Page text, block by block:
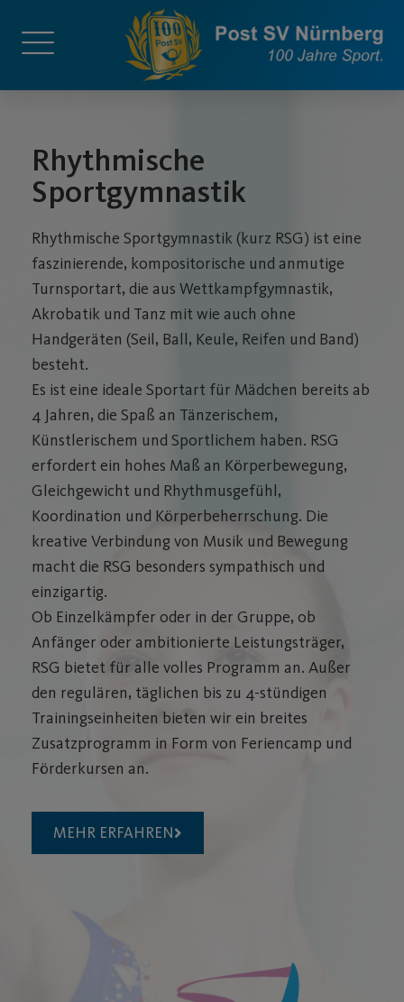
Rhythmische
Sportgymnastik
Rhythmische Sportgymnastik (kurz RSG) ist eine
faszinierende, kompositorische und anmutige
Turnsportart, die aus Wettkampfgymnastik,
Akrobatik und Tanz mit wie auch ohne
Handgeräten (Seil, Ball, Keule, Reifen und Band)
besteht.
Es ist eine ideale Sportart für Mädchen bereits ab
4 Jahren, die Spaß an Tänzerischem,
Künstlerischem und Sportlichem haben. RSG
erfordert ein hohes Maß an Körperbewegung,
Gleichgewicht und Rhythmusgefühl,
Koordination und Körperbeherrschung. Die
kreative Verbindung von Musik und Bewegung
macht die RSG besonders sympathisch und
einzigartig.
Ob Einzelkämpfer oder in der Gruppe, ob
Anfänger oder ambitionierte Leistungsträger,
RSG bietet für alle volles Programm an. Außer
den regulären, täglichen bis zu 4-stündigen
Trainingseinheiten bieten wir ein breites
Zusatzprogramm in Form von Feriencamp und
Förderkursen an.
MEHR ERFAHREN